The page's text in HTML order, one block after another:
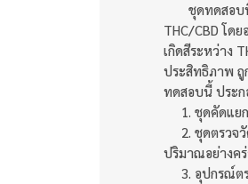
ชุดทดสอบนี้ใ
THC/CBD โด
เกิดสีระหว่าง
ประสิทธิภาพ ถู
ทดสอบนี้ ประ
1. ชุดคัดแยก
2. ชุดตรวจวั
ปริมาณอย่างค
3. อุปกรณ์ตร